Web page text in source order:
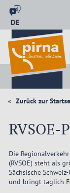
DE
Zurück zur
RVSOE-
Die
(RVSOE) steht als
Sächsische
und bringt täglich